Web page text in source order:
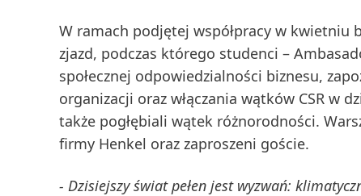
W ramach podjętej współpracy w kwietniu
zjazd, podczas którego studenci –
społecznej odpowiedzialności biznesu,
organizacji oraz włączania wątków CSR w
także pogłębiali wątek różnorodności.
firmy Henkel oraz zaproszeni goście.
- Dzisiejszy świat pełen jest wyzwań: